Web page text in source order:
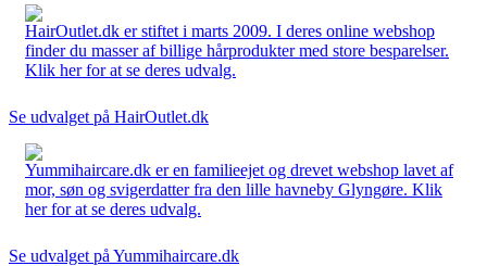
HairOutlet.dk er stiftet i marts 2009. I deres online webshop
finder du masser af billige hårprodukter med store besparelser.
Klik her for at se deres udvalg.
Se udvalget på HairOutlet.dk
Yummihaircare.dk er en familieejet og drevet webshop lavet af
mor, søn og svigerdatter fra den lille havneby Glyngøre. Klik
her for at se deres udvalg.
Se udvalget på Yummihaircare.dk